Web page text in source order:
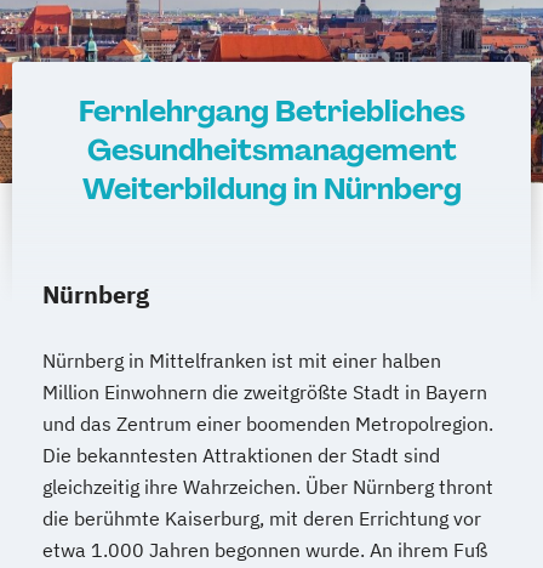
Gesundheitscoach
Heilpraktiker - Vorbereitung auf die
Ketogene Ernährung
Kindersport Trainer
Krankheitsbilder im Gesundheitssport
Life Coach
Stress- und Burnout-Coach
Fernlehrgang Betriebliches
Gesundheitsmanagement
Weiterbildung in Nürnberg
Nürnberg
Nürnberg in Mittelfranken ist mit einer halben
Million Einwohnern die zweitgrößte Stadt in Bayern
und das Zentrum einer boomenden Metropolregion.
Die bekanntesten Attraktionen der Stadt sind
gleichzeitig ihre Wahrzeichen. Über Nürnberg thront
die berühmte Kaiserburg, mit deren Errichtung vor
etwa 1.000 Jahren begonnen wurde. An ihrem Fuß